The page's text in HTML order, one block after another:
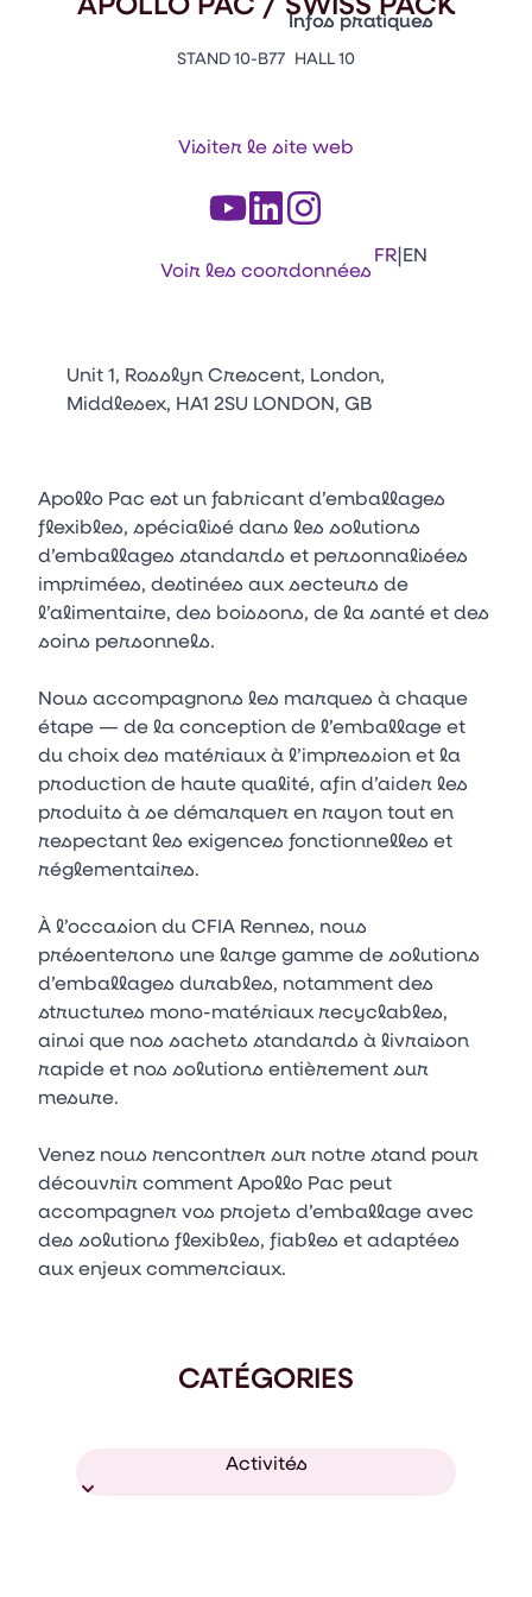
Vitrine Innovations
Emballages
Infos pratiques
Contacts
Appuyez sur Entrée pour
FR|EN
STAND 10-B77 HALL 10
Visiter le site web
Voir les coordonnées
Unit 1, Rosslyn Crescent, London,
Middlesex, HA1 2SU LONDON, GB
Apollo Pac est un fabricant d’emballages
flexibles, spécialisé dans les solutions
d’emballages standards et personnalisées
imprimées, destinées aux secteurs de
l’alimentaire, des boissons, de la santé et des
soins personnels.
Nous accompagnons les marques à chaque
étape — de la conception de l’emballage et
du choix des matériaux à l’impression et la
production de haute qualité, afin d’aider les
produits à se démarquer en rayon tout en
respectant les exigences fonctionnelles et
réglementaires.
À l’occasion du CFIA Rennes, nous
présenterons une large gamme de solutions
d’emballages durables, notamment des
structures mono-matériaux recyclables,
ainsi que nos sachets standards à livraison
rapide et nos solutions entièrement sur
mesure.
Venez nous rencontrer sur notre stand pour
découvrir comment Apollo Pac peut
accompagner vos projets d’emballage avec
des solutions flexibles, fiables et adaptées
aux enjeux commerciaux.
CATÉGORIES
Activités